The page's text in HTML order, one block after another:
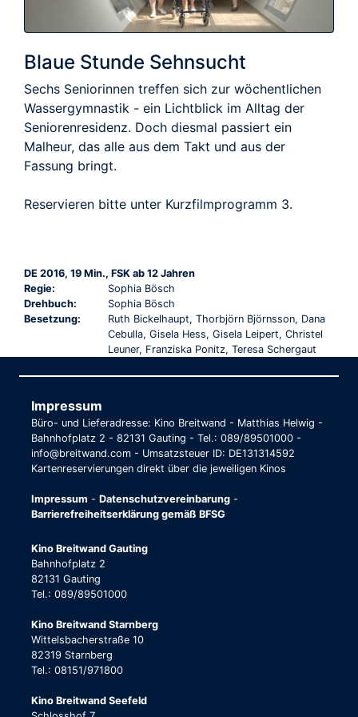
Blaue Stunde Sehnsucht
Sechs Seniorinnen treffen sich zur wöchentlichen
Wassergymnastik - ein Lichtblick im Alltag der
Seniorenresidenz. Doch diesmal passiert ein
Malheur, das alle aus dem Takt und aus der
Fassung bringt.
Reservieren bitte unter Kurzfilmprogramm 3.
DE 2016, 19 Min., FSK ab 12 Jahren
Regie:
Sophia Bösch
Drehbuch:
Sophia Bösch
Besetzung:
Ruth Bickelhaupt, Thorbjörn Björnsson, Dana
Cebulla, Gisela Hess, Gisela Leipert, Christel
Leuner, Franziska Ponitz, Teresa Schergaut
Impressum
Büro- und Lieferadresse: Kino Breitwand - Matthias Helwig -
Bahnhofplatz 2 - 82131 Gauting - Tel.: 089/89501000 -
info@breitwand.com - Umsatzsteuer ID: DE131314592
Kartenreservierungen direkt über die jeweiligen Kinos
Impressum - Datenschutzvereinbarung -
Barrierefreiheitserklärung gemäß BFSG
Kino Breitwand Gauting
Bahnhofplatz 2
82131 Gauting
Tel.: 089/89501000
Kino Breitwand Starnberg
Wittelsbacherstraße 10
82319 Starnberg
Tel.: 08151/971800
Kino Breitwand Seefeld